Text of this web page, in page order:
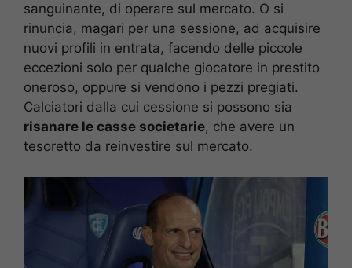
sanguinante, di operare sul mercato. O si
rinuncia, magari per una sessione, ad acquisire
nuovi profili in entrata, facendo delle piccole
eccezioni solo per qualche giocatore in prestito
oneroso, oppure si vendono i pezzi pregiati.
Calciatori dalla cui cessione si possono sia
risanare le casse societarie, che avere un
tesoretto da reinvestire sul mercato.